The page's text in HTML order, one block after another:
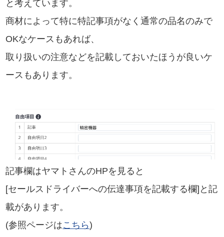
と考えています。
商材によって特に特記事項がなく通常の品名のみで
OKなケースもあれば、
取り扱いの注意などを記載しておいたほうが良いケ
ースもあります。
記事欄はヤマトさんのHPを見ると
[セールスドライバーへの伝達事項を記載する欄]と記
載があります。
(参照ページはこちら)